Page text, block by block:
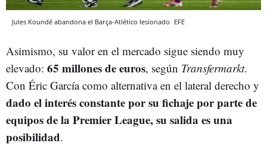
Jules Koundé abandona el Barça-Atlético lesionado EFE
Asimismo, su valor en el mercado sigue siendo muy
elevado: 65 millones de euros, según Transfermarkt.
Con Éric García como alternativa en el lateral derecho y
dado el interés constante por su fichaje por parte de
equipos de la Premier League, su salida es una
posibilidad.